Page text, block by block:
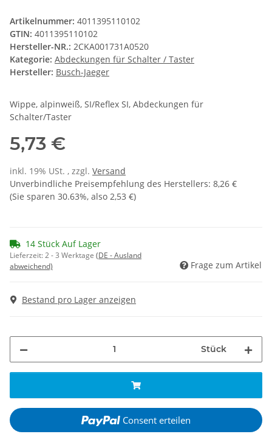
Artikelnummer: 4011395110102
GTIN: 4011395110102
Hersteller-NR.: 2CKA001731A0520
Kategorie: Abdeckungen für Schalter / Taster
Hersteller: Busch-Jaeger
Wippe, alpinweiß, SI/Reflex SI, Abdeckungen für
Schalter/Taster
5,73 €
inkl. 19% USt. , zzgl. Versand
Unverbindliche Preisempfehlung des Herstellers: 8,26 €
(Sie sparen 30.63%, also 2,53 €)
14 Stück Auf Lager
Lieferzeit:2 - 3 Werktage (DE - Ausland
abweichend)
Frage zum Artikel
Bestand pro Lager anzeigen
Stück
Consent erteilen